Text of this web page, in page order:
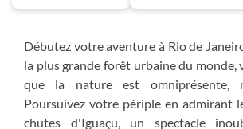
Débutez votre aventure à Rio de
la plus grande forêt urbaine du monde,
que la nature est omniprésente,
Poursuivez votre périple en admirant
chutes d'Iguaçu, un spectacle